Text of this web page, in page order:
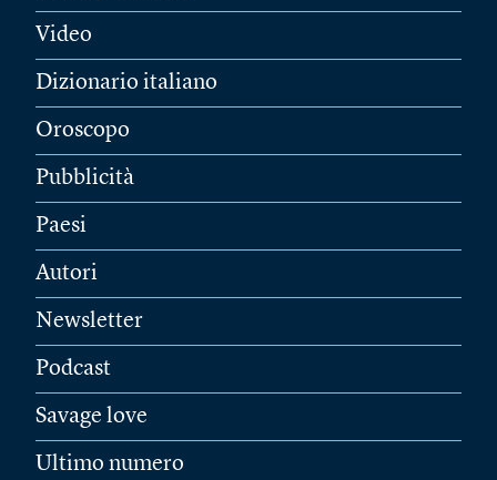
Video
Dizionario italiano
Oroscopo
Pubblicità
Paesi
Autori
Newsletter
Podcast
Savage love
Ultimo numero